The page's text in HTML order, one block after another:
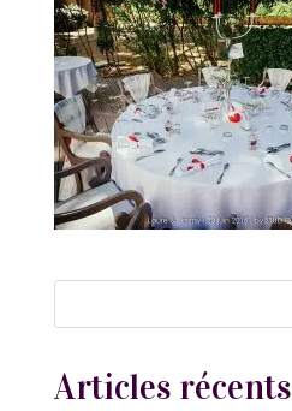
Articles récents